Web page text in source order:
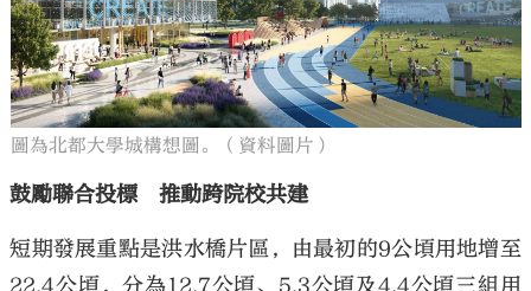
圖為北都大學城構想圖。（資料圖片）
鼓勵聯合投標 推動跨院校共建
短期發展重點是洪水橋片區，由最初的9公頃用地增至